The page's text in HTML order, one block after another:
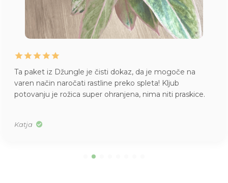
Ta paket iz Džungle je čisti dokaz, da je mogoče na
varen način naročati rastline preko spleta! Kljub
potovanju je rožica super ohranjena, nima niti praskice.
Katja